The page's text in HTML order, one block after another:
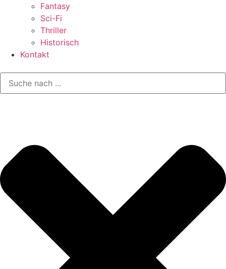
Fantasy
Sci-Fi
Thriller
Historisch
Kontakt